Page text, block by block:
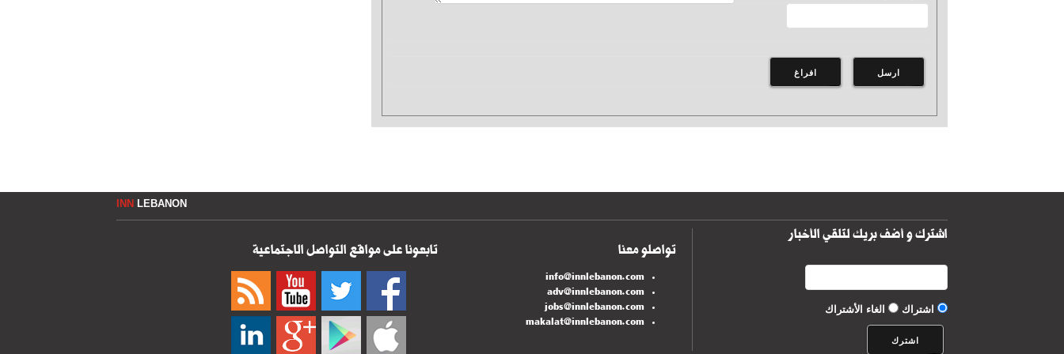
INN LEBANON
اشترك و أضف بريك لتلقي الأخبار
اشتراك الغاء الأشتراك
تواصلو معنا
info@innlebanon.com
adv@innlebanon.com
jobs@innlebanon.com
makalat@innlebanon.com
تابعونا على مواقع التواصل الاجتماعية